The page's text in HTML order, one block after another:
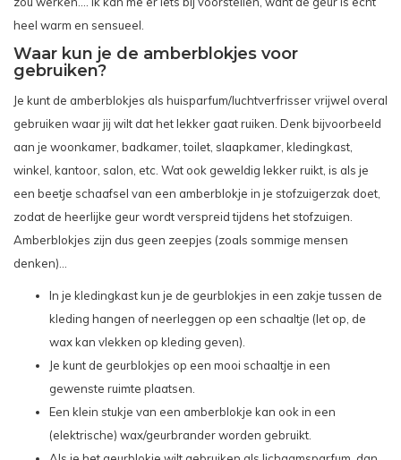
heel warm en sensueel.
Waar kun je de amberblokjes voor
gebruiken?
Je kunt de amberblokjes als huisparfum/luchtverfrisser vrijwel overal
gebruiken waar jij wilt dat het lekker gaat ruiken. Denk bijvoorbeeld
aan je woonkamer, badkamer, toilet, slaapkamer, kledingkast,
winkel, kantoor, salon, etc. Wat ook geweldig lekker ruikt, is als je
een beetje schaafsel van een amberblokje in je stofzuigerzak doet,
zodat de heerlijke geur wordt verspreid tijdens het stofzuigen.
Amberblokjes zijn dus geen zeepjes (zoals sommige mensen
denken)…
In je kledingkast kun je de geurblokjes in een zakje tussen de
kleding hangen of neerleggen op een schaaltje (let op, de
wax kan vlekken op kleding geven).
Je kunt de geurblokjes op een mooi schaaltje in een
gewenste ruimte plaatsen.
Een klein stukje van een amberblokje kan ook in een
(elektrische) wax/geurbrander worden gebruikt.